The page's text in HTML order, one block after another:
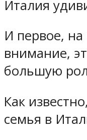
Италия
И первое, на
внимание,
большую
Как
семья в